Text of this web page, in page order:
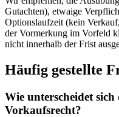
Gutachten), etwaige
Optionslaufzeit (kein
der Vormerkung im Vorfeld
nicht innerhalb der Frist
Häufig gestellte
Wie unterscheidet
Vorkaufsrecht?